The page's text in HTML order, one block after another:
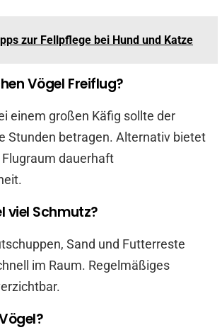
zur Fellpflege bei Hund und Katze
Vögel Freiflug?
einem großen Käfig sollte der
Stunden betragen. Alternativ bietet
dauerhaft
viel Schmutz?
Sand und Futterreste
im Raum. Regelmäßiges